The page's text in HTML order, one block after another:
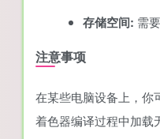
存储空间: 需
注意事项
在某些电脑设备上，你
着色器编译过程中加载